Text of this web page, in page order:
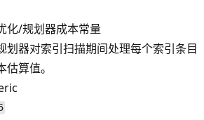
化/规划器成本常量
划器对索引扫描期间处理每个索引条目
估算值。